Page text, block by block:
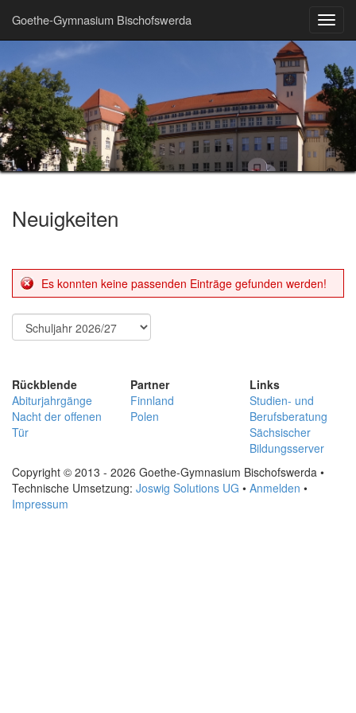
Goethe-Gymnasium Bischofswerda
Neuigkeiten
Es konnten keine passenden Einträge gefunden werden!
Rückblende
Abiturjahrgänge
Nacht der offenen
Tür
Partner
Finnland
Polen
Links
Studien- und
Berufsberatung
Sächsischer
Bildungsserver
Copyright © 2013 - 2026 Goethe-Gymnasium Bischofswerda •
Technische Umsetzung: Joswig Solutions UG • Anmelden •
Impressum